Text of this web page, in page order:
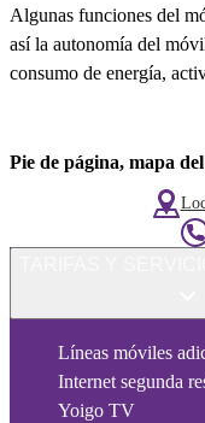
Algunas funciones del
así la autonomía del
consumo de energía,
Pie de página, mapa
Líneas móviles
Internet segunda
Yoigo TV